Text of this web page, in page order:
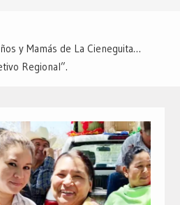
y Mamás de La Cieneguita…
Regional”.